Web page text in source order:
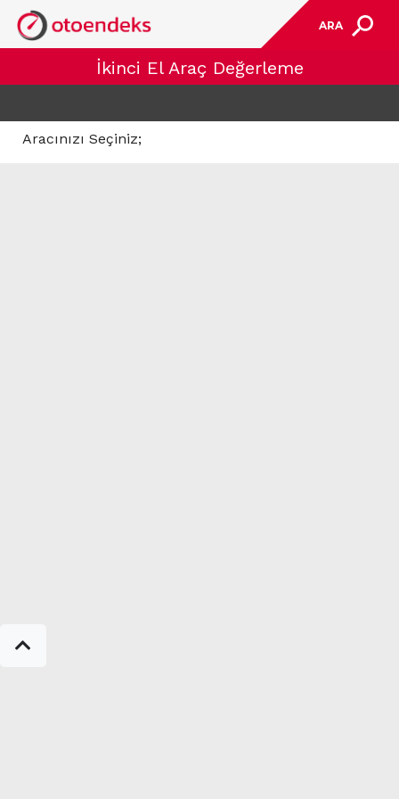
ARA
İkinci El Araç Değerleme
Aracınızı Seçiniz;